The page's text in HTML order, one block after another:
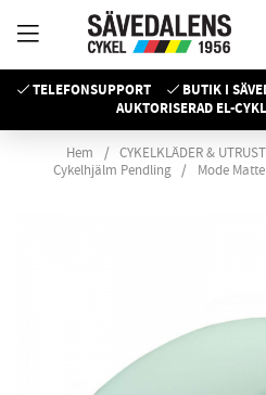
TELEFONSUPPORT BUTIK I
AUKTORISERAD EL-
Hem CYKELKLÄDER &
Cykelhjälm Pendling
Mode